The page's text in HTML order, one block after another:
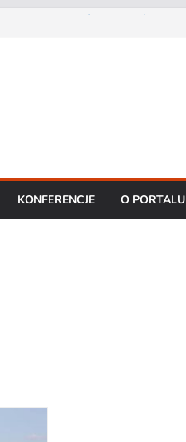
i Prezes Zarządu DGT Sp. z
na konferencję:
i interoperacyjność
bezpieczeństwa
opartą na chmurze
KONFERENCJE O PORTALU